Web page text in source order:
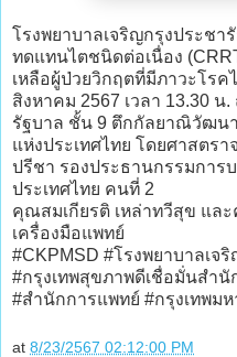
โรงพยาบาลเจริญกรุงประชา
ทดแทนไตชนิดต่อเนื่อง
เหลือผู้ป่วยวิกฤตที่มีภาวะโร
สิงหาคม 2567 เวลา 13.30
รัฐบาล ชั้น 9 ตึกกัลยาณิวัฒน
แห่งประเทศไทย โดยศาสตร
ปรีชา รองประธานกรรมการ
ประเทศไทย คนที่ 2
คุณสมเกียรติ เหล่าทวีสุข แล
เครื่องมือแพทย์
#CKPMSD #โรงพยาบาลเจ
#กรุงเทพสุขภาพดีเชื่อมั่นสำนั
#สำนักการแพทย์ #กรุงเทพม
at 8/23/2567 02:12:00 PM